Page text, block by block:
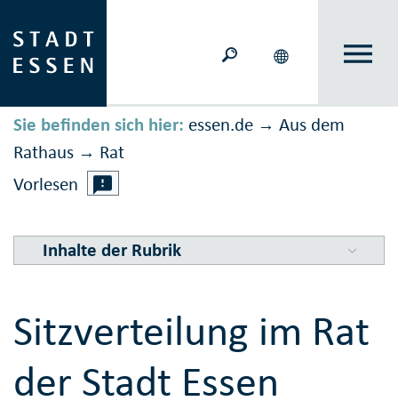
Sie befinden sich hier: essen.de → Aus dem
Rathaus → Rat
Vorlesen
Inhalte der Rubrik
Sitzverteilung im Rat
der Stadt Essen